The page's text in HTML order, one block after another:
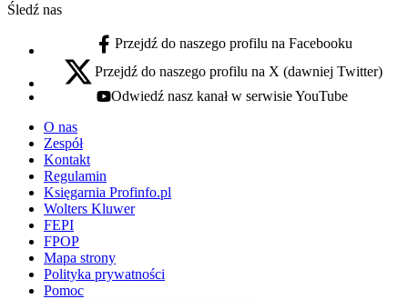
Śledź nas
facebook - otwiera się w nowej karcie
Przejdź do naszego profilu na Facebooku
x - otwiera się w nowej karcie
Przejdź do naszego profilu na X (dawniej Twitter)
youtube - otwiera się w nowej karcie
Odwiedź nasz kanał w serwisie YouTube
O nas
Zespół
Kontakt
Regulamin
Księgarnia Profinfo.pl
Wolters Kluwer
FEPI
FPOP
Mapa strony
Polityka prywatności
Pomoc